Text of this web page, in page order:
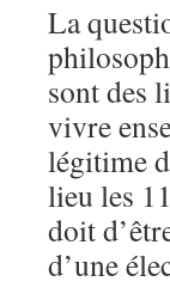
La
sont des
vivre
légitime
lieu les
doit
d’une